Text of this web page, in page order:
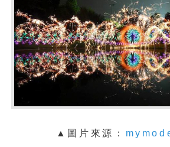
▲圖片來源：